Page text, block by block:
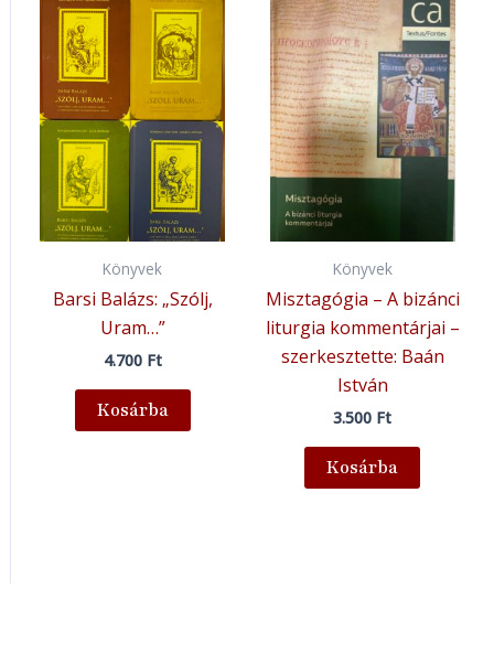
Könyvek
Barsi Balázs: „Szólj,
Uram…”
4.700 Ft
Kosárba
Könyvek
Misztagógia – A bizánci
liturgia kommentárjai –
szerkesztette: Baán
István
3.500 Ft
Kosárba